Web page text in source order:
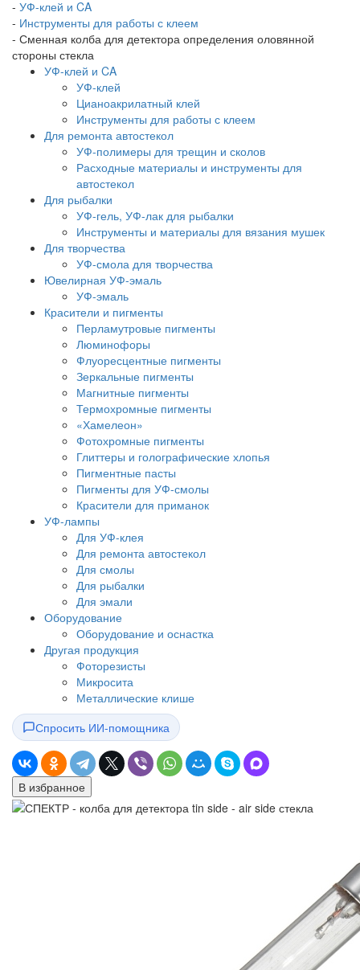
- УФ-клей и CA
- Инструменты для работы с клеем
- Сменная колба для детектора определения оловянной
стороны стекла
УФ-клей и CA
УФ-клей
Цианоакрилатный клей
Инструменты для работы с клеем
Для ремонта автостекол
УФ-полимеры для трещин и сколов
Расходные материалы и инструменты для
автостекол
Для рыбалки
УФ-гель, УФ-лак для рыбалки
Инструменты и материалы для вязания мушек
Для творчества
УФ-смола для творчества
Ювелирная УФ-эмаль
УФ-эмаль
Красители и пигменты
Перламутровые пигменты
Люминофоры
Флуоресцентные пигменты
Зеркальные пигменты
Магнитные пигменты
Термохромные пигменты
«Хамелеон»
Фотохромные пигменты
Глиттеры и голографические хлопья
Пигментные пасты
Пигменты для УФ-смолы
Красители для приманок
УФ-лампы
Для УФ-клея
Для ремонта автостекол
Для смолы
Для рыбалки
Для эмали
Оборудование
Оборудование и оснастка
Другая продукция
Фоторезисты
Микросита
Металлические клише
Спросить ИИ-помощника
В избранное